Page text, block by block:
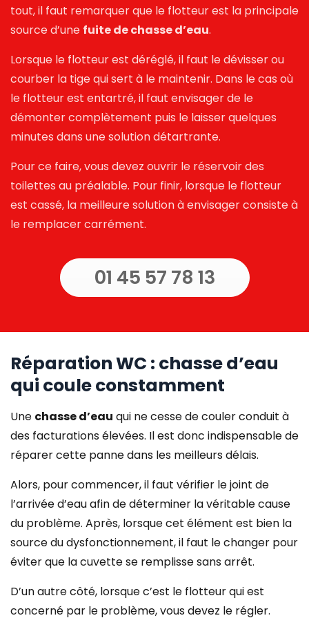
tout, il faut remarquer que le flotteur est la principale
source d’une fuite de chasse d’eau.
Lorsque le flotteur est déréglé, il faut le dévisser ou
courber la tige qui sert à le maintenir. Dans le cas où
le flotteur est entartré, il faut envisager de le
démonter complètement puis le laisser quelques
minutes dans une solution détartrante.
Pour ce faire, vous devez ouvrir le réservoir des
toilettes au préalable. Pour finir, lorsque le flotteur
est cassé, la meilleure solution à envisager consiste à
le remplacer carrément.
01 45 57 78 13
Réparation WC : chasse d’eau
qui coule constamment
Une chasse d’eau qui ne cesse de couler conduit à
des facturations élevées. Il est donc indispensable de
réparer cette pannedans les meilleurs délais.
Alors, pour commencer, il faut vérifier le joint de
l’arrivée d’eau afin de déterminer la véritable cause
du problème. Après, lorsque cet élément est bien la
source du dysfonctionnement, il faut lechanger pour
éviter que la cuvettese remplisse sans arrêt.
D’un autre côté, lorsque c’est le flotteur qui est
concerné par le problème, vous devez le régler.